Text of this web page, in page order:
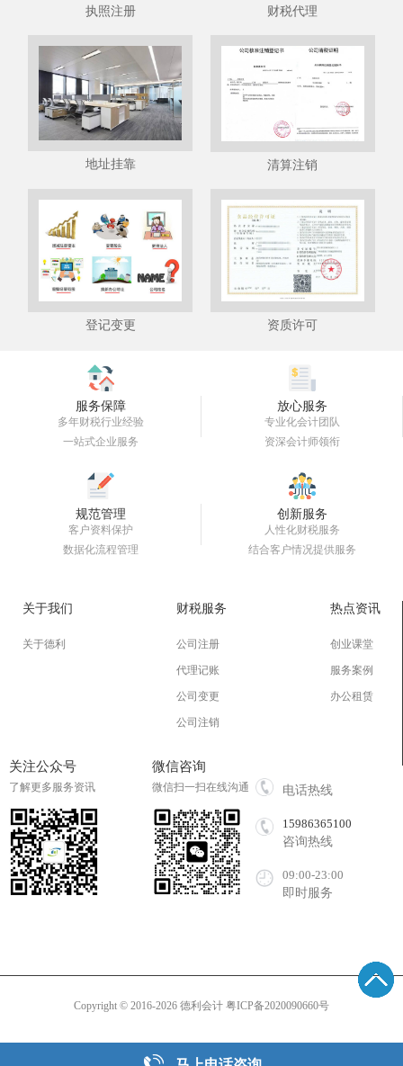
执照注册 财税代理
地址挂靠 清算注销
登记变更 资质许可
服务保障
多年财税行业经验
一站式企业服务
放心服务
专业化会计团队
资深会计师领衔
规范管理
客户资料保护
数据化流程管理
创新服务
人性化财税服务
结合客户情况提供服务
关于我们
关于德利
财税服务
公司注册
代理记账
公司变更
公司注销
热点资讯
创业课堂
服务案例
办公租赁
关注公众号
了解更多服务资讯
微信咨询
微信扫一扫在线沟通 电话热线
15986365100
咨询热线
09:00-23:00
即时服务
Copyright © 2016-2026 德利会计 粤ICP备2020090660号